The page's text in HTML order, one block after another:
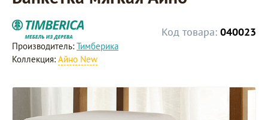
Код товара: 040023
Производитель: Тимберика
Коллекция: Айно New